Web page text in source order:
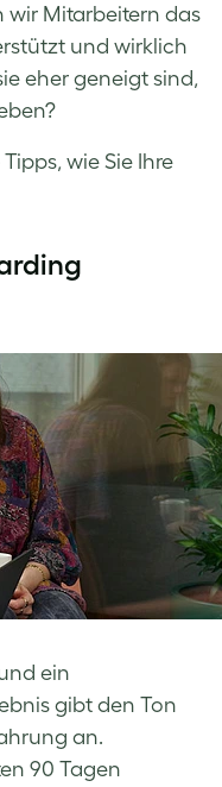
wir Mitarbeitern das
und wirklich
eher geneigt sind,
wie Sie Ihre
ein
gibt den Ton
an.
90 Tagen